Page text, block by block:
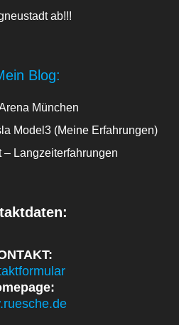
ab!!!
Blog:
München
Model3 (Meine Erfahrungen)
– Langzeiterfahrungen